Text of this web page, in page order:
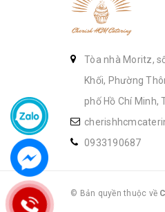
Tòa nhà Moritz,
Khối, Phường
phố Hồ Chí Minh,
0933190687
© Bản quyền thuộc về